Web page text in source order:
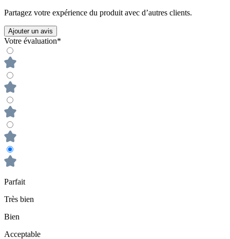
Partagez votre expérience du produit avec d’autres clients.
Ajouter un avis
Votre évaluation*
Parfait
Très bien
Bien
Acceptable